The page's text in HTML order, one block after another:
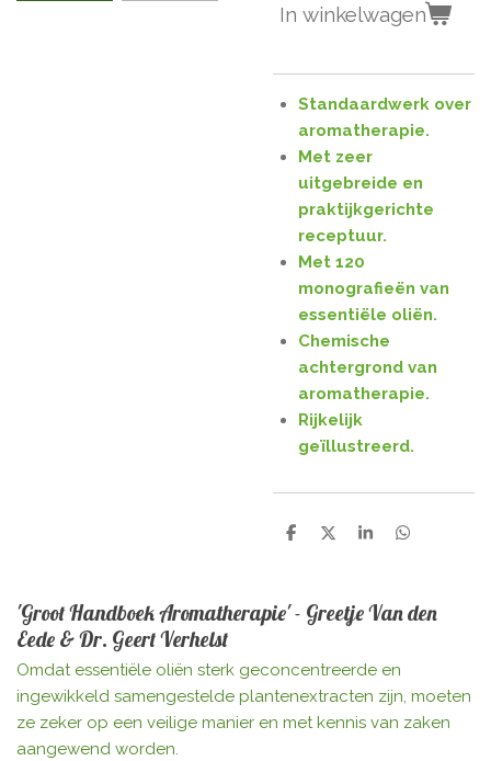
In winkelwagen
Standaardwerk over
aromatherapie.
Met zeer
uitgebreide en
praktijkgerichte
receptuur.
Met 120
monografieën van
essentiële oliën.
Chemische
achtergrond van
aromatherapie.
Rijkelijk
geïllustreerd.
D
n
D
S
e
D
'Groot Handboek Aromatherapie' - Greetje Van den
Eede & Dr. Geert Verhelst
Omdat essentiële oliën sterk geconcentreerde en
ingewikkeld samengestelde plantenextracten zijn, moeten
ze zeker op een veilige manier en met kennis van zaken
aangewend worden.